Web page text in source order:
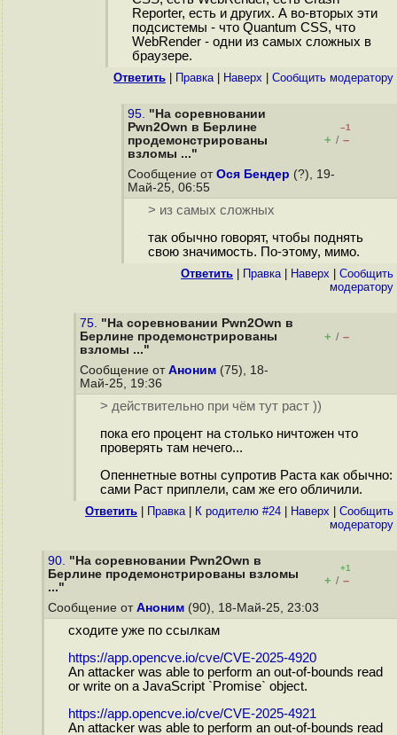
Reporter, есть и других. А во-вторых эти
подсистемы - что Quantum CSS, что
WebRender - одни из самых сложных в
браузере.
Ответить Правка| Наверх Cообщить модератору
95. "На соревновании
Pwn2Own в Берлине
продемонстрированы
взломы ..."
–1
+ / –
Сообщение от Ося Бендер (?), 19-
Май-25, 06:55
> из самых сложных
так обычно говорят, чтобы поднять
свою значимость. По-этому, мимо.
Ответить Правка| Наверх
Cообщить
модератору
75. "На соревновании Pwn2Own в
Берлине продемонстрированы
взломы ..."
+ / –
Сообщение от Аноним (75), 18-
Май-25, 19:36
> действительно при чём тут раст ))
пока его процент на столько ничтожен что
проверять там нечего...
Опеннетные вотны супротив Раста как обычно:
сами Раст приплели, сам же его обличили.
Ответить Правка| К родителю #24 Наверх
Cообщить
модератору
90. "На соревновании Pwn2Own в
Берлине продемонстрированы взломы
..."
+1
+ / –
Сообщение от Аноним (90), 18-Май-25, 23:03
сходите уже по ссылкам
https://app.opencve.io/cve/CVE-2025-4920
An attacker was able to perform an out-of-bounds read
or write on a JavaScript `Promise` object.
https://app.opencve.io/cve/CVE-2025-4921
An attacker was able to perform an out-of-bounds read